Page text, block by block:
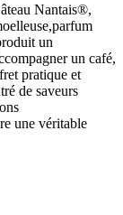
Nantais®,
un
un café,
pratique et
de saveurs
une véritable